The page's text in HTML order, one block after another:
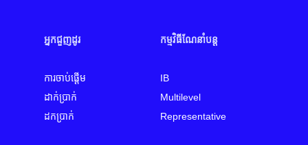
អ្នកជួញដូរ
ការចាប់ផ្តើម
ដាក់ប្រាក់
ដកប្រាក់
កម្មវិធីណែនាំបន្ត
IB
Multilevel
Representative